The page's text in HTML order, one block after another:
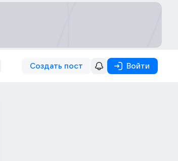
Создать пост Войти